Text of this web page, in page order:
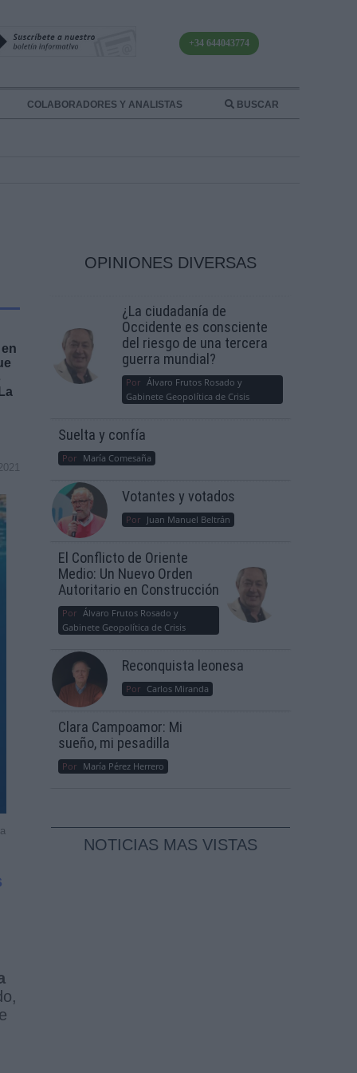
+34 644043774
COLABORADORES Y ANALISTAS BUSCAR
OPINIONES DIVERSAS
¿La ciudadanía de
Occidente es consciente
del riesgo de una tercera
guerra mundial?
Por Álvaro Frutos Rosado y
Gabinete Geopolítica de Crisis
Suelta y confía
Por María Comesaña
Votantes y votados
Por Juan Manuel Beltrán
El Conflicto de Oriente
Medio: Un Nuevo Orden
Autoritario en Construcción
Por Álvaro Frutos Rosado y
Gabinete Geopolítica de Crisis
Reconquista leonesa
Por Carlos Miranda
Clara Campoamor: Mi
sueño, mi pesadilla
Por María Pérez Herrero
NOTICIAS MAS VISTAS